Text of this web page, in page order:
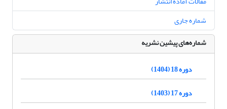
شماره جاری
شماره‌های پیشین نشریه
دوره 18 (1404)
دوره 17 (1403)